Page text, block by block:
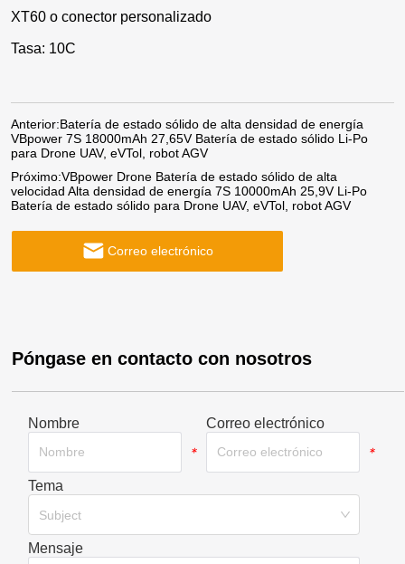
XT60 o conector personalizado
Tasa: 10C
Anterior:Batería de estado sólido de alta densidad de energía
VBpower 7S 18000mAh 27,65V Batería de estado sólido Li-Po
para Drone UAV, eVTol, robot AGV
Próximo:VBpower Drone Batería de estado sólido de alta
velocidad Alta densidad de energía 7S 10000mAh 25,9V Li-Po
Batería de estado sólido para Drone UAV, eVTol, robot AGV
Correo electrónico
Póngase en contacto con nosotros
Nombre
*
Correo electrónico
*
Tema
Subject
Mensaje